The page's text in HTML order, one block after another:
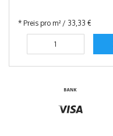
* Preis pro m² / 33,33 €